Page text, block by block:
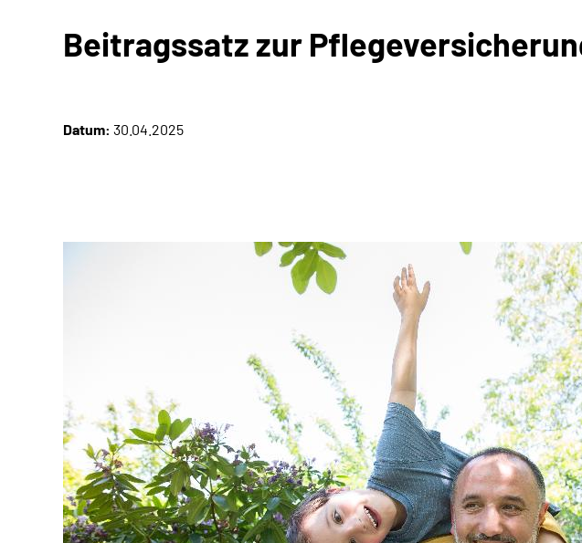
Beitragssatz zur
Datum: 30.04.2025